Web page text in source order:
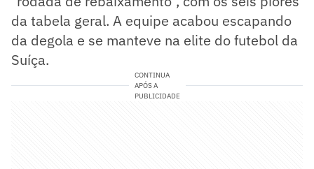
da tabela geral. A equipe acabou escapando
da degola e se manteve na elite do futebol da
Suíça.
CONTINUA
APÓS A
PUBLICIDADE